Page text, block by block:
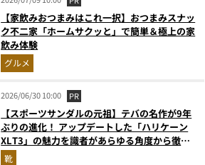
【家飲みおつまみはこれ一択】おつまみスナッ
ク不二家「ホームサクッと」で簡単＆極上の家
飲み体験
グルメ
2026/06/30 10:00 PR
【スポーツサンダルの元祖】テバの名作が9年
ぶりの進化！ アップデートした「ハリケーン
XLT3」の魅力を識者があらゆる角度から徹底
解説！
靴